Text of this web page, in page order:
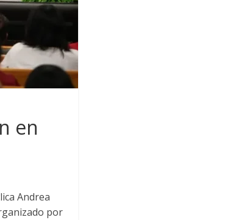
en
Andrea
por